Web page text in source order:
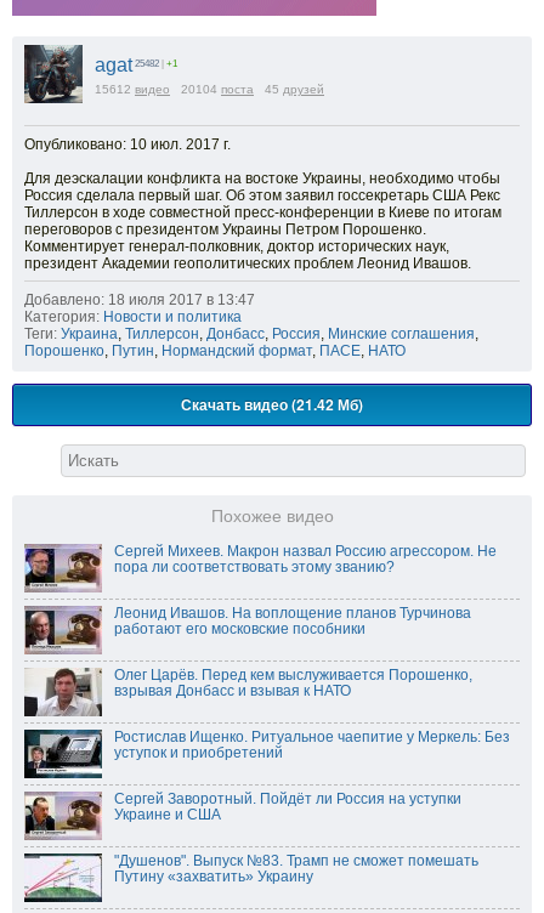
agat 25482 +1
15612 видео 20104 поста 45 друзей
Опубликовано: 10 июл. 2017 г.
Для деэскалации конфликта на востоке Украины, необходимо чтобы
Россия сделала первый шаг. Об этом заявил госсекретарь США Рекс
Тиллерсон в ходе совместной пресс-конференции в Киеве по итогам
переговоров с президентом Украины Петром Порошенко.
Комментирует генерал-полковник, доктор исторических наук,
президент Академии геополитических проблем Леонид Ивашов.
Добавлено: 18 июля 2017 в 13:47
Категория: Новости и политика
Теги: Украина, Тиллерсон, Донбасс, Россия, Минские соглашения,
Порошенко, Путин, Нормандский формат, ПАСЕ, НАТО
Скачать видео (21.42 Мб)
Похожее видео
Сергей Михеев. Макрон назвал Россию агрессором. Не
пора ли соответствовать этому званию?
Леонид Ивашов. На воплощение планов Турчинова
работают его московские пособники
Олег Царёв. Перед кем выслуживается Порошенко,
взрывая Донбасс и взывая к НАТО
Ростислав Ищенко. Ритуальное чаепитие у Меркель: Без
уступок и приобретений
Сергей Заворотный. Пойдёт ли Россия на уступки
Украине и США
"Душенов". Выпуск №83. Трамп не сможет помешать
Путину «захватить» Украину